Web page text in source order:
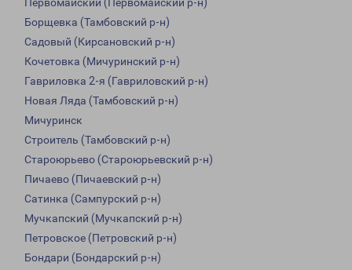
Первомайский (Первомайский р-н)
Борщевка (Тамбовский р-н)
Садовый (Кирсановский р-н)
Кочетовка (Мичуринский р-н)
Гавриловка 2-я (Гавриловский р-н)
Новая Ляда (Тамбовский р-н)
Мичуринск
Строитель (Тамбовский р-н)
Староюрьево (Староюрьевский р-н)
Пичаево (Пичаевский р-н)
Сатинка (Сампурский р-н)
Мучкапский (Мучкапский р-н)
Петровское (Петровский р-н)
Бондари (Бондарский р-н)